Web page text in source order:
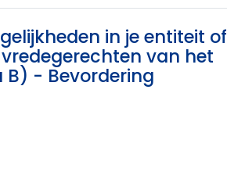
in je entiteit of
van het
- Bevordering